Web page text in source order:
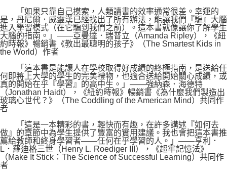
「如果只靠自己摸索，人類讀書的效率通常很差。幸運的
是，丹尼爾．威靈漢已經找出了所有辦法，能讓我們『騙』大腦
進入學習模式（在它騙到我們之前）。這本書就像讓你了解學生
大腦的指南。」——亞曼達．瑞普立（Amanda Ripley），《紐
約時報》暢銷書《教出最聰明的孩子》（The Smartest Kids in
the World）作者
「這本書是能讓人在學校取得好成績的終極指南，是送給任
何即將上大學的學生的完美禮物，也適合送給開始關心成績，或
真的開始在乎『學習』的高中生。」——強納森．海德特
（Jonathan Haidt），《紐約時報》暢銷書《為什麼我們製造出
玻璃心世代？》（The Coddling of the American Mind）共同作
者
「這是一本精彩的書，輕快而有趣，在許多講述『如何去
做』的章節中為學生提供了豐富的實用建議。我也會把這本書推
薦給教師和終身學習者——任何在乎學習的人。」——亨利．
L．羅迪格三世（Henry L. Roediger III），《超牢記憶法》
（Make It Stick：The Science of Successful Learning）共同作
者